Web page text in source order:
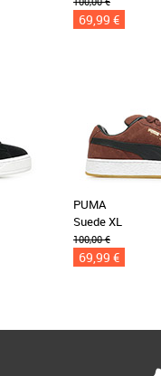
69,99 €
PUMA
Suede XL
100,00 €
69,99 €